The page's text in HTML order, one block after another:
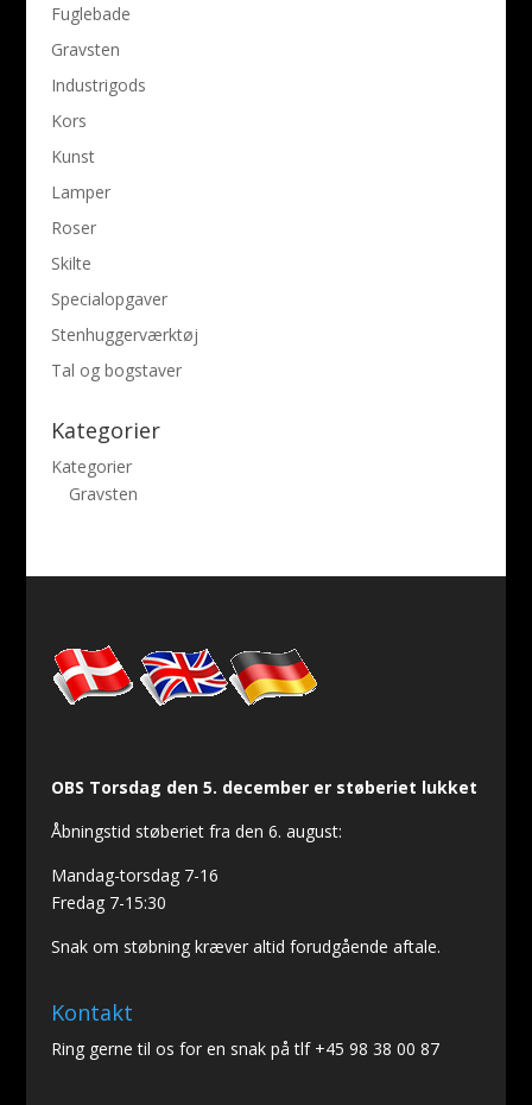
Fuglebade
Gravsten
Industrigods
Kors
Kunst
Lamper
Roser
Skilte
Specialopgaver
Stenhuggerværktøj
Tal og bogstaver
Kategorier
Kategorier
Gravsten
OBS Torsdag den 5. december er støberiet lukket
Åbningstid støberiet fra den 6. august:
Mandag-torsdag 7-16
Fredag 7-15:30
Snak om støbning kræver altid forudgående aftale.
Kontakt
Ring gerne til os for en snak på tlf +45 98 38 00 87